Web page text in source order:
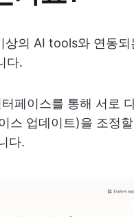
의 AI tools와 연동되
다.
페이스를 통해 서로
스 업데이트)을 조정
다.